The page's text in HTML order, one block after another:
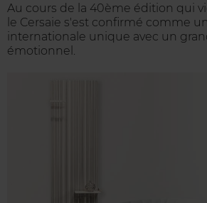
Au cours de la 40ème édition qui
le Cersaie s'est confirmé comme
internationale unique avec un
émotionnel.